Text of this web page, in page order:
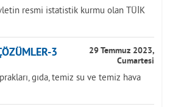
resmi istatistik kurmu olan TÜİK
3
29 Temmuz 2023,
Cumartesi
gıda, temiz su ve temiz hava